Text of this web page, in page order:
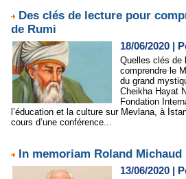
Des clés de lecture pour
de Rumi
18/06/2020 |
Quelles clés de
comprendre le
du grand
Cheikha Hayat
Fondation
l’éducation et la culture sur Mevlana, à
cours d’une conférence...
In memoriam Roland Michaud
13/06/2020 |